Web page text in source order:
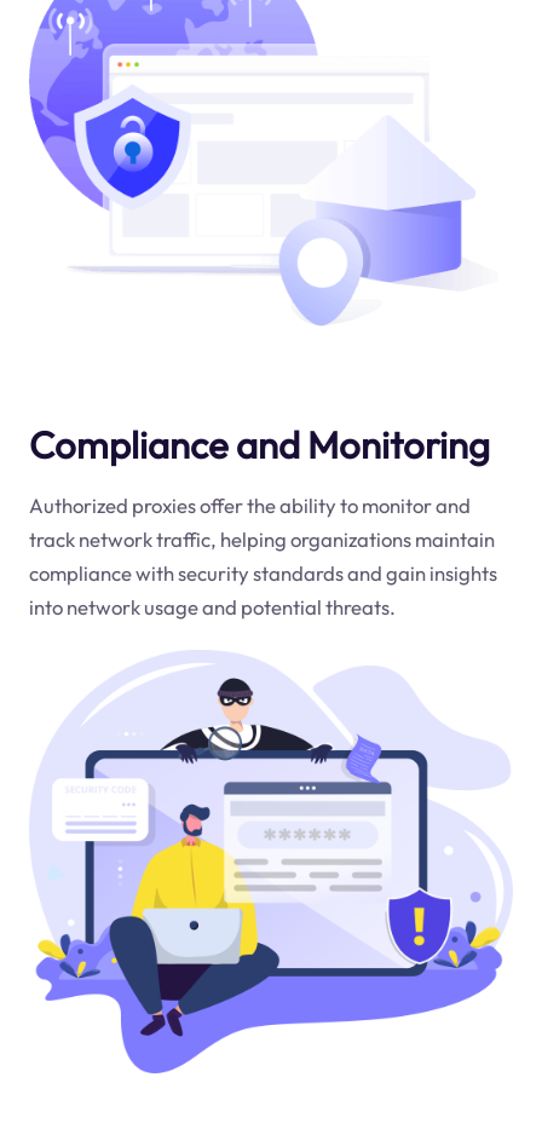
Compliance and Monitoring
Authorized proxies offer the ability to monitor and
track network traffic, helping organizations maintain
compliance with security standards and gain insights
into network usage and potential threats.